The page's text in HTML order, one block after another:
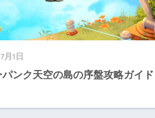
月1日
パンク天空の島の序盤攻略ガイド